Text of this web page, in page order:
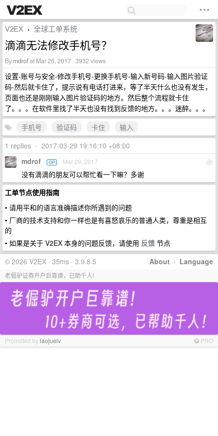
V2EX › 全球工单系统
滴滴无法修改手机号？
By mdrofat Mar 26, 2017 · 3932 views
设置-账号与安全-修改手机号-更换手机号-输入新号码-输入图片验证
码-然后就卡住了，提示说有电话打进来，等了半天什么也没有发生，
页面也还是刚刚输入图片验证码的地方。然后整个流程就卡住
了。。。在软件里找了半天也没有找到反馈的地方。。。迷醉。。。
手机号
验证码 卡住
输入
1 replies • 2017-03-29 19:16:10 +08:00
1
mdrof OP Mar 29, 2017
没有滴滴的朋友可以帮忙看一下嘛？多谢
工单节点使用指南
• 请用平和的语言准确描述你所遇到的问题
• 厂商的技术支持和你一样也是有喜怒哀乐的普通人类，尊重是相互
的
• 如果是关于 V2EX 本身的问题反馈，请使用 反馈 节点
About · Language
© 2026 V2EX · 35ms · 3.9.8.5
老倔驴证券开户巨靠谱，已助千人!
Promoted bylaojuelv PRO